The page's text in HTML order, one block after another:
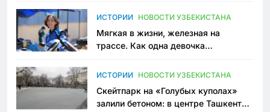
ИСТОРИИ НОВОСТИ УЗБЕКИСТАНА
Мягкая в жизни, железная на
трассе. Как одна девочка
Узбекистане
ИСТОРИИ НОВОСТИ УЗБЕКИСТАНА
Скейтпарк на «Голубых куполах»
залили бетоном: в центре Ташкента